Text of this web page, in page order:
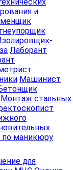
chevron_right
Монтажник
и вентиляции
chevron_right
Чистильщик
дымоходов
и
Лаборант
Машинист
Монтаж стальных
по маникюру
для